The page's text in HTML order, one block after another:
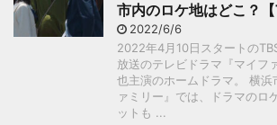
市内のロケ地はどこ？【
2022/6/6
2022年4月10日スタートの
放送のテレビドラマ『マイフ
也主演のホームドラマ。 横浜
ァミリー』では、ドラマのロ
ットも ...